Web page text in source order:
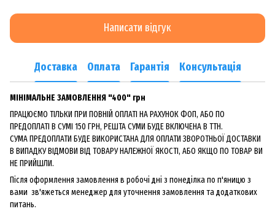
Написати відгук
Доставка Оплата Гарантія Консультація
МІНІМАЛЬНЕ ЗАМОВЛЕННЯ "400" грн
ПРАЦЮЄМО ТІЛЬКИ ПРИ ПОВНІЙ ОПЛАТІ НА РАХУНОК ФОП, АБО ПО
ПРЕДОПЛАТІ В СУМІ 150 ГРН, РЕШТА СУМИ БУДЕ ВКЛЮЧЕНА В ТТН.
СУМА ПРЕДОПЛАТИ БУДЕ ВИКОРИСТАНА ДЛЯ ОПЛАТИ ЗВОРОТНЬОЇ ДОСТАВКИ
В ВИПАДКУ ВІДМОВИ ВІД ТОВАРУ НАЛЕЖНОЇ ЯКОСТІ, АБО ЯКЩО ПО ТОВАР ВИ
НЕ ПРИЙШЛИ.
Після оформлення замовлення в робочі дні з понеділка по п'яницю з
вами зв'яжеться менеджер для уточнення замовлення та додаткових
питань.